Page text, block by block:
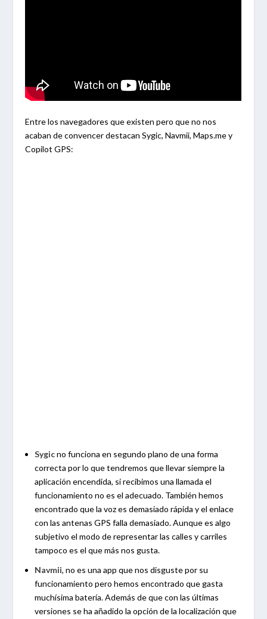
Entre los navegadores que existen pero que no nos
acaban de convencer destacan Sygic, Navmii, Maps.me y
Copilot GPS:
Sygicno funciona en segundo plano de una forma
correcta por lo que tendremos que llevar siempre la
aplicación encendida, si recibimos una llamada el
funcionamiento no es el adecuado. También hemos
encontrado que la voz es demasiado rápida y el enlace
con las antenas GPS falla demasiado. Aunque es algo
subjetivo el modo de representar las calles y carriles
tampoco es el que más nos gusta.
Navmii, no es una app que nos disguste por su
funcionamiento pero hemos encontrado que gasta
muchísima batería. Además de que con las últimas
versiones se ha añadido la opción de la localización que